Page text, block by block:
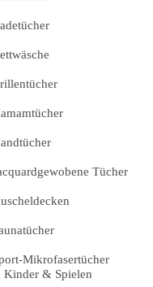
Tücher
Mikrofasertücher
Kinder & Spielen